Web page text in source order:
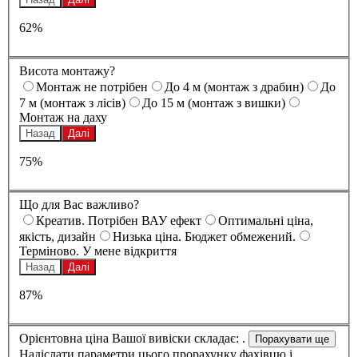
62%
Висота монтажу?
Монтаж не потрібен
До 4 м (монтаж з драбин)
До
7 м (монтаж з лісів)
До 15 м (монтаж з вишки)
Монтаж на даху
Назад Далі
75%
Що для Вас важливо?
Креатив. Потрібен ВАУ ефект
Оптимальні ціна,
якість, дизайн
Низька ціна. Бюджет обмежений.
Терміново. У мене відкриття
Назад Далі
87%
Орієнтовна ціна Вашої вивіски складає: .